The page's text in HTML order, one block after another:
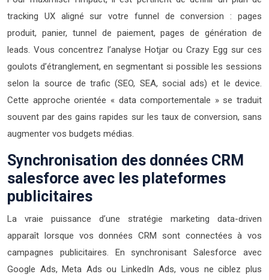
tracking UX aligné sur votre funnel de conversion : pages
produit, panier, tunnel de paiement, pages de génération de
leads. Vous concentrez l’analyse Hotjar ou Crazy Egg sur ces
goulots d’étranglement, en segmentant si possible les sessions
selon la source de trafic (SEO, SEA, social ads) et le device.
Cette approche orientée « data comportementale » se traduit
souvent par des gains rapides sur les taux de conversion, sans
augmenter vos budgets médias.
Synchronisation des données CRM
salesforce avec les plateformes
publicitaires
La vraie puissance d’une stratégie marketing data-driven
apparaît lorsque vos données CRM sont connectées à vos
campagnes publicitaires. En synchronisant Salesforce avec
Google Ads, Meta Ads ou LinkedIn Ads, vous ne ciblez plus